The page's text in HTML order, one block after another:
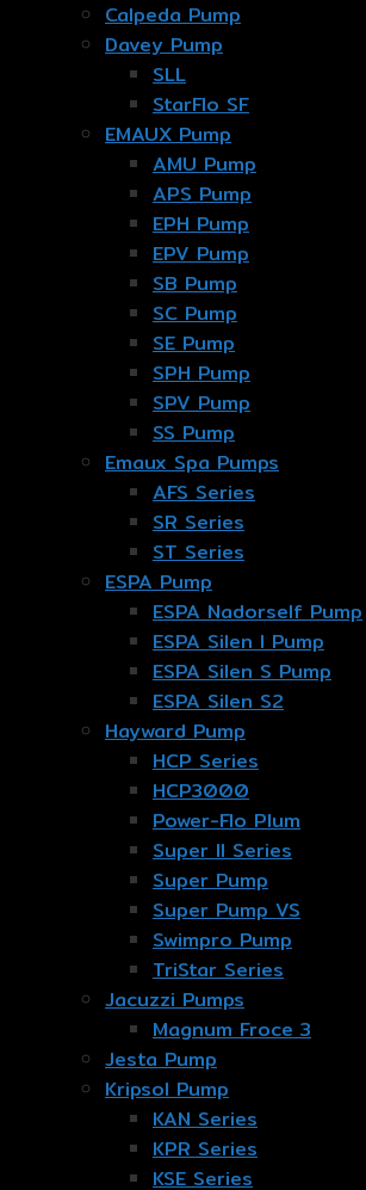
Calpeda Pump
Davey Pump
SLL
StarFlo SF
EMAUX Pump
AMU Pump
APS Pump
EPH Pump
EPV Pump
SB Pump
SC Pump
SE Pump
SPH Pump
SPV Pump
SS Pump
Emaux Spa Pumps
AFS Series
SR Series
ST Series
ESPA Pump
ESPA Nadorself Pump
ESPA Silen I Pump
ESPA Silen S Pump
ESPA Silen S2
Hayward Pump
HCP Series
HCP3000
Power-Flo Plum
Super II Series
Super Pump
Super Pump VS
Swimpro Pump
TriStar Series
Jacuzzi Pumps
Magnum Froce 3
Jesta Pump
Kripsol Pump
KAN Series
KPR Series
KSE Series